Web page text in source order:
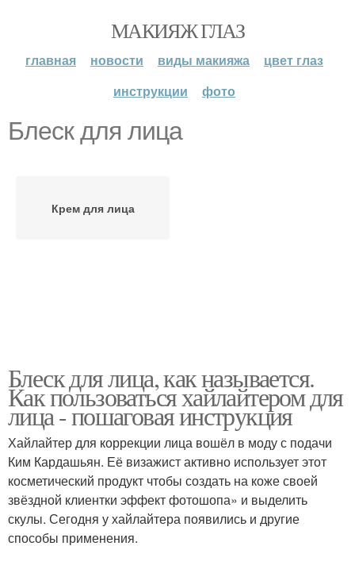
МАКИЯЖ ГЛАЗ
главная новости виды макияжа
цвет глаз
инструкции
фото
Блеск для лица
Крем для лица
Блеск для лица, как называется.
Как пользоваться хайлайтером для
лица - пошаговая инструкция
Хайлайтер для коррекции лица вошёл в моду с подачи
Ким Кардашьян. Её визажист активно использует этот
косметический продукт чтобы создать на коже своей
звёздной клиентки эффект фотошопа» и выделить
скулы. Сегодня у хайлайтера появились и другие
способы применения.